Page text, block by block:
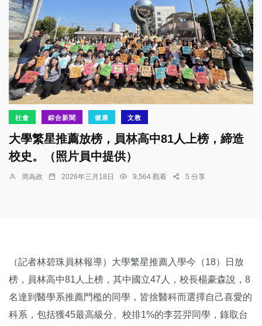
社會 綜合新聞 健康 文教
大學繁星推薦放榜，員林高中81人上榜，締造
校史。（照片員中提供）
周為政 2026年三月18日 9,564 觀看 5 分享
（記者林碧珠員林報導）大學繁星推薦入學今（18）日放
榜，員林高中81人上榜，其中國立47人，校長楊豪森說，8
名達到醫學系推薦門檻的同學，皆捨醫科而選擇自己喜愛的
科系，包括獲45最高級分、校排1%的李芸羿同學，錄取台